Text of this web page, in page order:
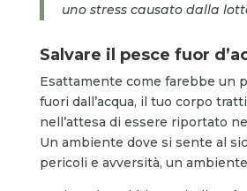
uno stress causato dalla
Salvare il pesce fuor
Esattamente come farebbe un
fuori dall’acqua, il tuo corpo
nell’attesa di essere riportato
Un ambiente dove si sente al
pericoli e avversità, un